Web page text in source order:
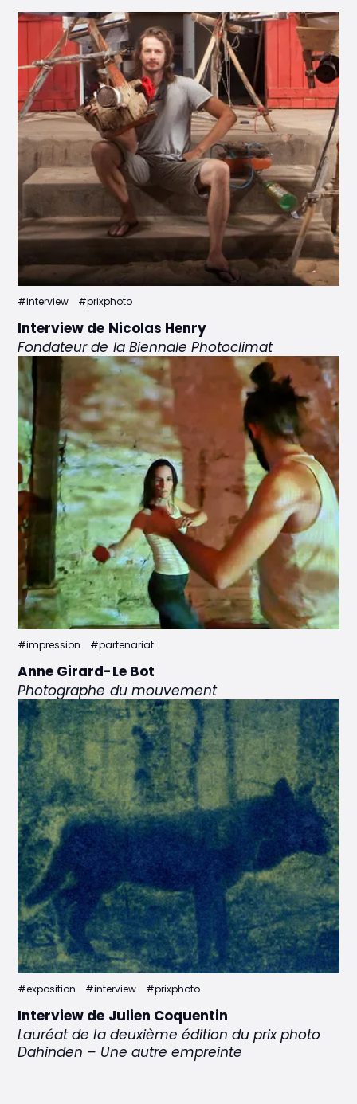
#interview #prixphoto
Interview de Nicolas Henry
Fondateur de la Biennale Photoclimat
#impression #partenariat
Anne Girard-Le Bot
Photographe du mouvement
#exposition #interview #prixphoto
Interview de Julien Coquentin
Lauréat de la deuxième édition du prix photo
Dahinden – Une autre empreinte